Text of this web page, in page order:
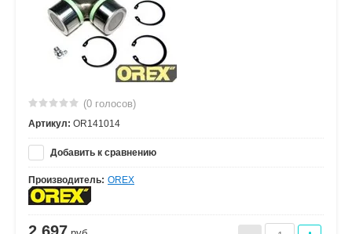
(0 голосов)
Артикул: OR141014
Добавить к сравнению
Производитель: OREX